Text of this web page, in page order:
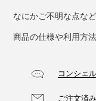
なにかご不明な点な
商品の仕様や利用方
コンシェ
ご注文済